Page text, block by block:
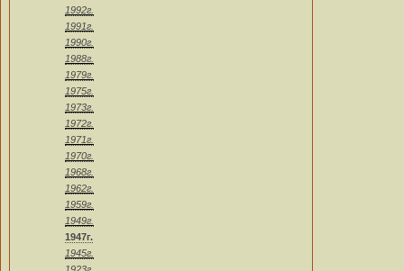
1992г.
1991г.
1990г.
1988г.
1979г.
1975г.
1973г.
1972г.
1971г.
1970г.
1968г.
1962г.
1959г.
1949г.
1947г.
1945г.